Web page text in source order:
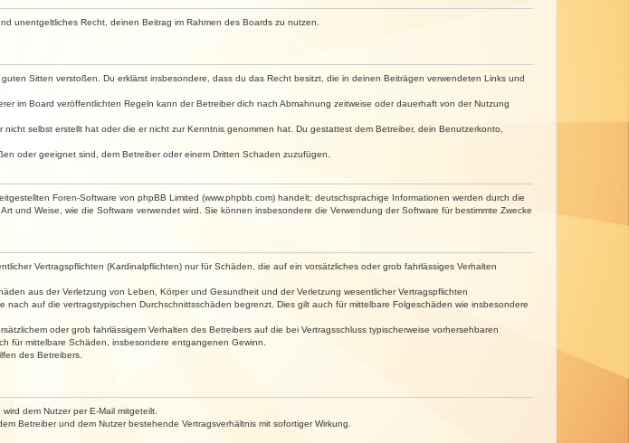
unentgeltliches Recht, deinen Beitrag im Rahmen des Boards zu nutzen.
Sitten verstoßen. Du erklärst insbesondere, dass du das Recht besitzt, die in deinen Beiträgen verwendeten Links und
im Board veröffentlichten Regeln kann der Betreiber dich nach Abmahnung zeitweise oder dauerhaft von der Nutzung
selbst erstellt hat oder die er nicht zur Kenntnis genommen hat. Du gestattest dem Betreiber, dein Benutzerkonto,
oder geeignet sind, dem Betreiber oder einem Dritten Schaden zuzufügen.
Foren-Software von phpBB Limited (www.phpbb.com) handelt; deutschsprachige Informationen werden durch die
und Weise, wie die Software verwendet wird. Sie können insbesondere die Verwendung der Software für bestimmte Zwecke
Vertragspflichten (Kardinalpflichten) nur für Schäden, die auf ein vorsätzliches oder grob fahrlässiges Verhalten
aus der Verletzung von Leben, Körper und Gesundheit und der Verletzung wesentlicher Vertragspflichten
auf die vertragstypischen Durchschnittsschäden begrenzt. Dies gilt auch für mittelbare Folgeschäden wie insbesondere
oder grob fahrlässigem Verhalten des Betreibers auf die bei Vertragsschluss typischerweise vorhersehbaren
für mittelbare Schäden, insbesondere entgangenen Gewinn.
des Betreibers.
dem Nutzer per E-Mail mitgeteilt.
Betreiber und dem Nutzer bestehende Vertragsverhältnis mit sofortiger Wirkung.